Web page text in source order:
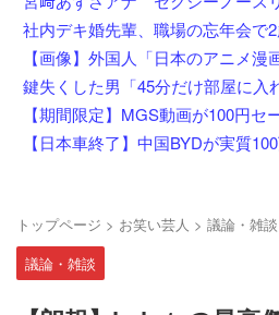
トップページ > お笑い芸人 > 議論・雑談
議論・雑談